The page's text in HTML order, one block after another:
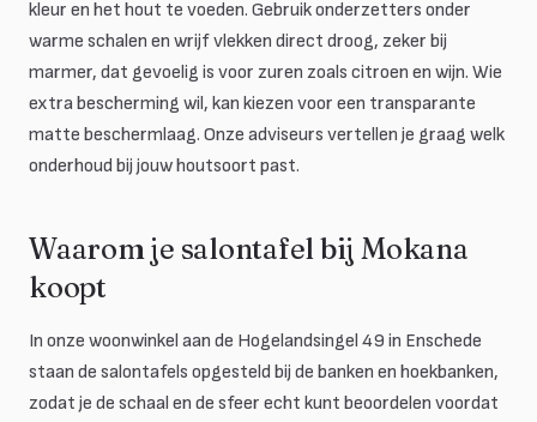
kleur en het hout te voeden. Gebruik onderzetters onder
warme schalen en wrijf vlekken direct droog, zeker bij
marmer, dat gevoelig is voor zuren zoals citroen en wijn. Wie
extra bescherming wil, kan kiezen voor een transparante
matte beschermlaag. Onze adviseurs vertellen je graag welk
onderhoud bij jouw houtsoort past.
Waarom je salontafel bij Mokana
koopt
In onze woonwinkel aan de Hogelandsingel 49 in Enschede
staan de salontafels opgesteld bij de banken en hoekbanken,
zodat je de schaal en de sfeer echt kunt beoordelen voordat